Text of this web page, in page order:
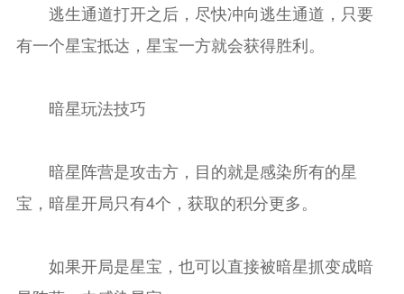
逃生通道打开之后，尽快冲向逃生通道，只要
有一个星宝抵达，星宝一方就会获得胜利。
暗星玩法技巧
暗星阵营是攻击方，目的就是感染所有的星
宝，暗星开局只有4个，获取的积分更多。
如果开局是星宝，也可以直接被暗星抓变成暗